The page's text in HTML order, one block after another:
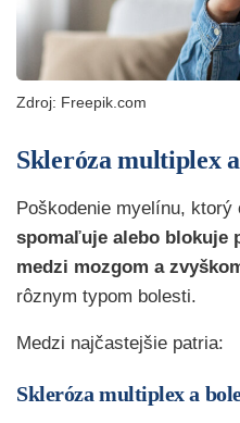
Zdroj: Freepik.com
Skleróza multiplex
Poškodenie myelínu,
spomaľuje alebo blokuje
medzi mozgom a
rôznym typom bolesti.
Medzi najčastejšie patria:
Skleróza multiplex a